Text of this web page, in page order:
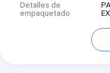
Detalles de
empaquetado